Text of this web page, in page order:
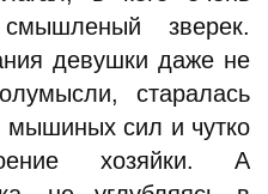
зверек.
девушки даже не
старалась
мышиных сил и чутко
хозяйки. А